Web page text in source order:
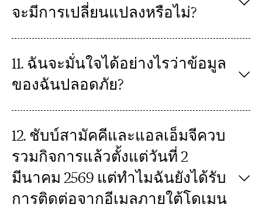
จะมีการเปลี่ยนแปลงหรือไม่?
11. ฉันจะมั่นใจได้อย่างไรว่าข้อมูล
ของฉันปลอดภัย?
12. ชับบ์สามัคคีและแอลเอ็มจีควบ
รวมกิจการแล้วตั้งแต่วันที่ 2
มีนาคม 2569 แต่ทำไมฉันยังได้รับ
การติดต่อจากอีเมลภายใต้โดเมน